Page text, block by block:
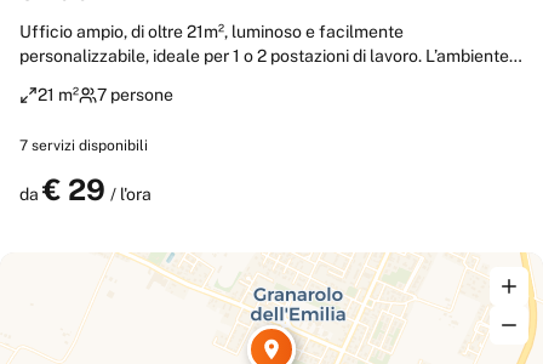
Ufficio ampio, di oltre 21m², luminoso e facilmente
personalizzabile, ideale per 1 o 2 postazioni di lavoro. L’ambiente è
completato da armadi ad ante su entrambi i lati. Le ampie finestre
Ambiente perfetto per attività amministrative, commerciali o
consulenziali.
21 m² 7 persone
7 servizi disponibili
da € 29 / l'ora